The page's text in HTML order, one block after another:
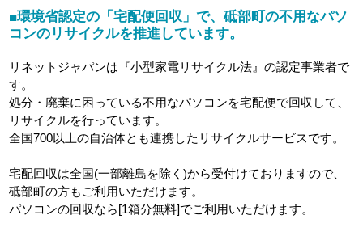
■環境省認定の「宅配便回収」で、砥部町の不用なパソ
コンのリサイクルを推進しています。
リネットジャパンは『小型家電リサイクル法』の認定事業者で
す。
処分・廃棄に困っている不用なパソコンを宅配便で回収して、
リサイクルを行っています。
全国700以上の自治体とも連携したリサイクルサービスです。
宅配回収は全国(一部離島を除く)から受付けておりますので、
砥部町の方もご利用いただけます。
パソコンの回収なら[1箱分無料]でご利用いただけます。